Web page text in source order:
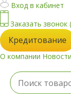
Вход в кабинет
Заказать звонок
Кредитование
О компании Новости